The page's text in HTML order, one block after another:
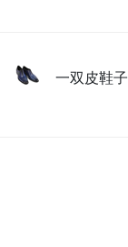
一双皮鞋子